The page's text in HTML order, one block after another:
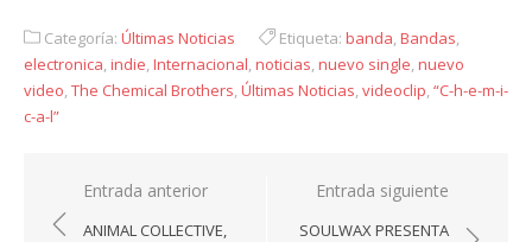
Categoría: Últimas Noticias Etiqueta: banda,Bandas,
electronica,indie,Internacional,noticias,nuevo single,nuevo
video,The Chemical Brothers,Últimas Noticias,videoclip,“C-h-e-m-i-
c-a-l”
Navegación
de
Entrada anterior
ANIMAL COLLECTIVE,
Entrada siguiente
SOULWAX PRESENTA